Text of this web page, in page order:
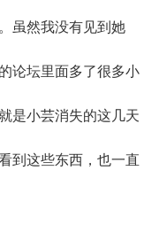
虽然我没有见到她
论坛里面多了很多小
是小芸消失的这几天
到这些东西，也一直